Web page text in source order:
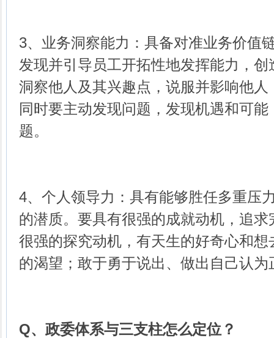
3、业务洞察能力：具备对准业务价值
发现并引导员工开拓性地发挥能力，
洞察他人及其兴趣点，说服并影响他
同时要主动发现问题，发现机遇和可
题。
4、个人领导力：具有能够胜任多重压
的潜质。要具有很强的成就动机，追
很强的探究动机，有天生的好奇心和
的渴望；敢于勇于说出、做出自己认为
Q、 政委体系与三支柱怎么定位？